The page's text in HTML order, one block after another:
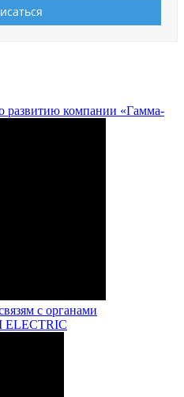
развитию компании «Гамма-
с органами
ELECTRIC